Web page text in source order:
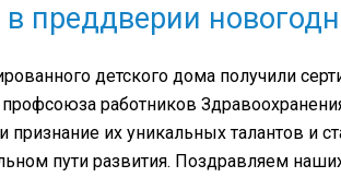
преддверии
детского дома получили
профсоюза работников
признание их уникальных талантов
пути развития. Поздравляем